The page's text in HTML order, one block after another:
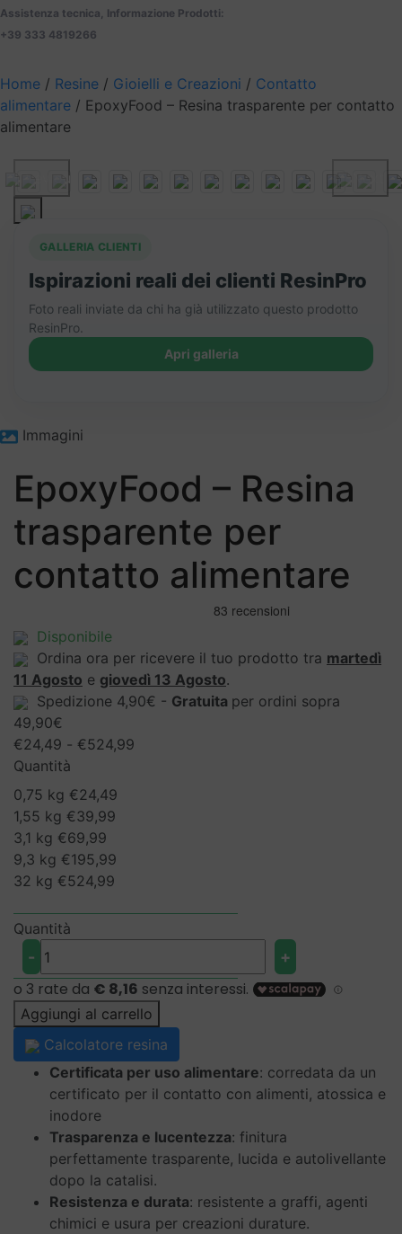
Assistenza tecnica, Informazione Prodotti:
+39 333 4819266
Home / Resine / Gioielli e Creazioni / Contatto
alimentare / EpoxyFood – Resina trasparente per contatto
alimentare
Previous
GALLERIA CLIENTI
Ispirazioni reali dei clienti ResinPro
Foto reali inviate da chi ha già utilizzato questo prodotto
ResinPro.
Apri galleria
Immagini
EpoxyFood – Resina
trasparente per
contatto alimentare
Disponibile
Ordina ora per ricevere il tuo prodotto tra martedì
11 Agosto e giovedì 13 Agosto.
Spedizione 4,90€ - Gratuita per ordini sopra
49,90€
€24,49 - €524,99
Quantità
0,75 kg €24,49
1,55 kg €39,99
3,1 kg €69,99
9,3 kg €195,99
32 kg €524,99
Quantità
EpoxyFood
Resina
trasparente
per
contatto
alimentare
quantità
- +
Aggiungi al carrello
Calcolatore resina
Certificata per uso alimentare: corredata da un
certificato per il contatto con alimenti, atossica e
inodore
Trasparenza e lucentezza: finitura
perfettamente trasparente, lucida e autolivellante
dopo la catalisi.
Resistenza e durata: resistente a graffi, agenti
chimici e usura per creazioni durature.